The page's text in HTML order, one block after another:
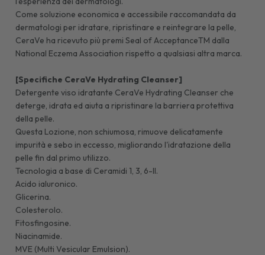
Come soluzione economica e accessibile raccomandata da
dermatologi per idratare, ripristinare e reintegrare la pelle,
CeraVe ha ricevuto più premi Seal of AcceptanceTM dalla
National Eczema Association rispetto a qualsiasi altra marca.
[Specifiche CeraVe Hydrating Cleanser]
Detergente viso idratante CeraVe Hydrating Cleanser che
deterge, idrata ed aiuta a ripristinare la barriera protettiva
della pelle.
Questa Lozione, non schiumosa, rimuove delicatamente
impurità e sebo in eccesso, migliorando l'idratazione della
pelle fin dal primo utilizzo.
Tecnologia a base di Ceramidi 1, 3, 6-II.
Acido ialuronico.
Glicerina.
Colesterolo.
Fitosfingosine.
Niacinamide.
MVE (Multi Vesicular Emulsion).